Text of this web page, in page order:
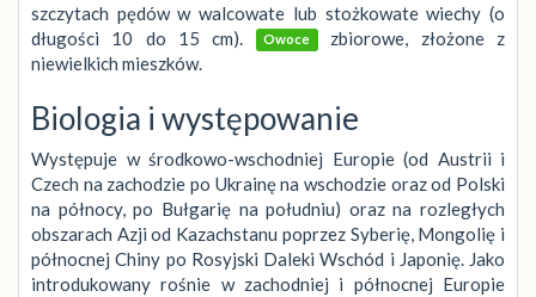
szczytach pędów w walcowate lub stożkowate wiechy (o
długości 10 do 15 cm).
Owoce
zbiorowe, złożone z
niewielkich mieszków.
Biologia i występowanie
Występuje w środkowo-wschodniej Europie (od Austrii i
Czech na zachodzie po Ukrainę na wschodzie oraz od Polski
na północy, po Bułgarię na południu) oraz na rozległych
obszarach Azji od Kazachstanu poprzez Syberię, Mongolię i
północnej Chiny po Rosyjski Daleki Wschód i Japonię. Jako
introdukowany rośnie w zachodniej i północnej Europie